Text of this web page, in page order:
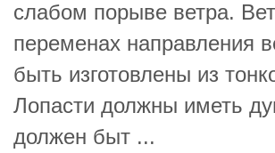
слабом порыве ветра.
переменах направления
быть изготовлены из
Лопасти должны иметь
должен быт ...